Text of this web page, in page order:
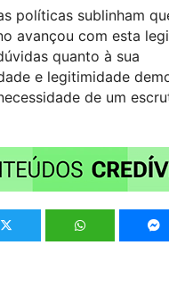
políticas sublinham
avançou com esta
quanto à sua
e legitimidade
de um